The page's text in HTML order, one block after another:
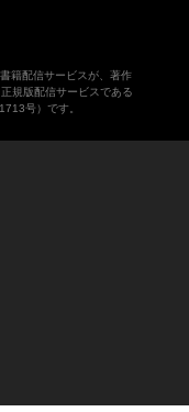
籍配信サービスが、著作
規版配信サービスである
号）です。